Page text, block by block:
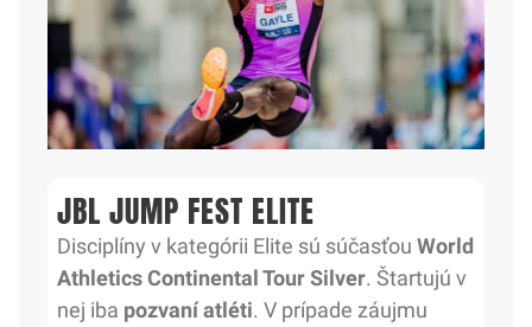
JBL JUMP FEST ELITE
Disciplíny v kategórii Elite sú súčasťou World
Athletics Continental Tour Silver. Štartujú v
nej iba pozvaní atléti. V prípade záujmu